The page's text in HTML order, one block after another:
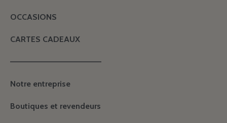
OCCASIONS
CARTES CADEAUX
———————————————
Notre entreprise
Boutiques et revendeurs